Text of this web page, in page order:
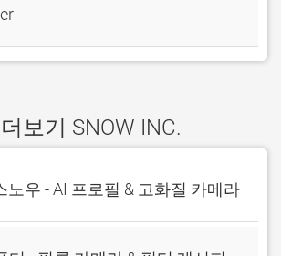
보기 SNOW INC.
노우 - AI 프로필 & 고화질 카메라